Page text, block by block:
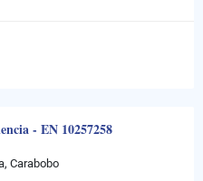
- EN 10257258
Carabobo